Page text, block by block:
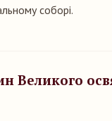
соборі.
Великого